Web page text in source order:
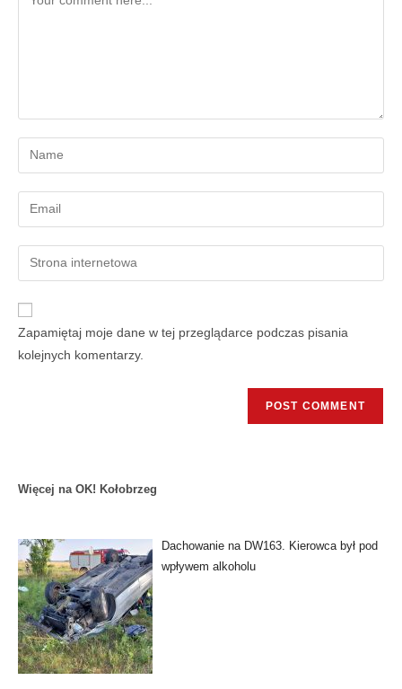
Zapamiętaj moje dane w tej przeglądarce podczas pisania
kolejnych komentarzy.
Więcej na OK! Kołobrzeg
Dachowanie na DW163. Kierowca był pod
wpływem alkoholu